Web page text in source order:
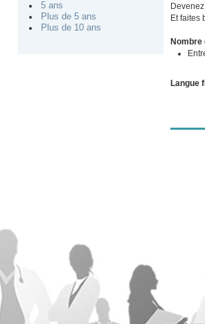
5 ans
Plus de 5 ans
Plus de 10 ans
Et faites
Nombre
Langue